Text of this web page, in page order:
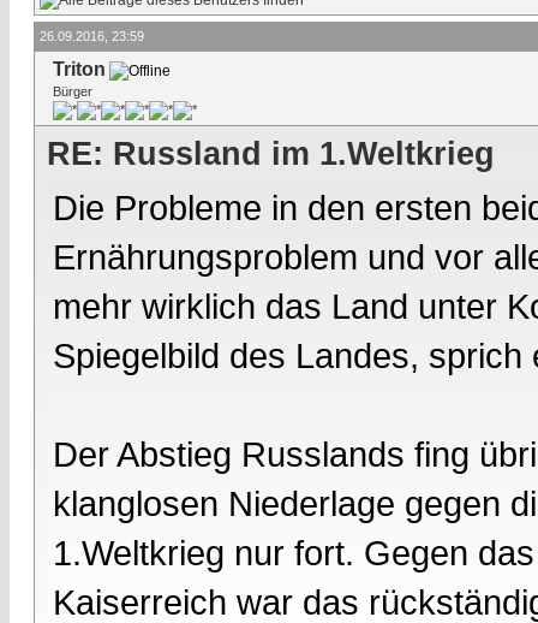
26.09.2016, 23:59
Triton
Bürger
RE: Russland im 1.Weltkrieg
Die Probleme in den ersten
Ernährungsproblem und vor
mehr wirklich das Land unter
Spiegelbild des Landes,
Der Abstieg Russlands fing
klanglosen Niederlage gegen
1.Weltkrieg nur fort. Gegen
Kaiserreich war das